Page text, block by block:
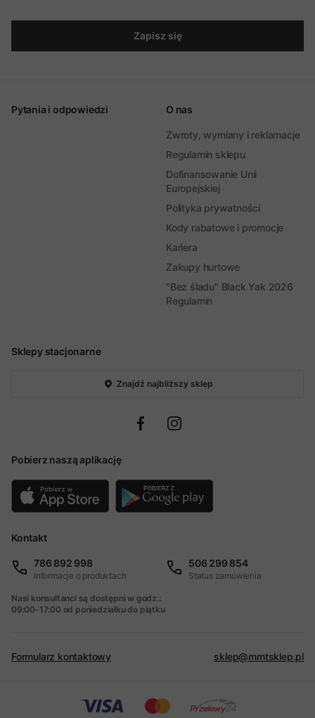
Zapisz się
Sklepy stacjonarne
Znajdź najbliższy sklep
Pobierz naszą aplikację
Pytania i odpowiedzi O nas
Zwroty, wymiany i reklamacje
Regulamin sklepu
Dofinansowanie Unii
Europejskiej
Polityka prywatności
Kody rabatowe i promocje
Kariera
Zakupy hurtowe
"Bez śladu" Black Yak 2026
Regulamin
Kontakt
786 892 998
Informacje o produktach
506 299 854
Status zamówienia
Nasi konsultanci są dostępni w godz.:
09:00-17:00 od poniedziałku do piątku
Formularz kontaktowy sklep@mmtsklep.pl